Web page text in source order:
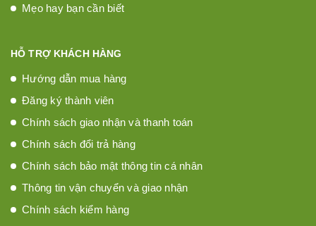
Mẹo hay bạn cần biết
HỖ TRỢ KHÁCH HÀNG
Hướng dẫn mua hàng
Đăng ký thành viên
Chính sách giao nhận và thanh toán
Chính sách đổi trả hàng
Chính sách bảo mật thông tin cá nhân
Thông tin vận chuyển và giao nhận
Chính sách kiểm hàng